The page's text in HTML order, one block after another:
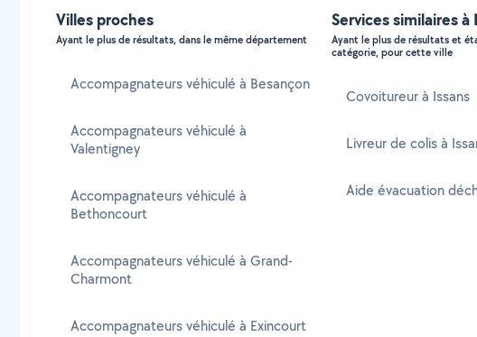
Villes proches
Ayant le plus de résultats, dans le même département
Accompagnateurs véhiculé à Besançon
Accompagnateurs véhiculé à
Valentigney
Accompagnateurs véhiculé à
Bethoncourt
Accompagnateurs véhiculé à Grand-
Charmont
Accompagnateurs véhiculé à Exincourt
Services similaires à
Ayant le plus de résultats et
catégorie, pour cette ville
Covoitureur à Issans
Livreur de colis à
Aide évacuation